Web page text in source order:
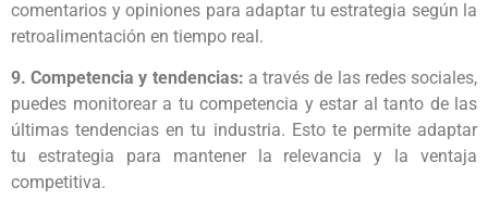
comentarios y opiniones para adaptar tu estrategia según la
retroalimentación en tiempo real.
9. Competencia y tendencias: a través de las redes sociales,
puedes monitorear a tu competencia y estar al tanto de las
últimas tendencias en tu industria. Esto te permite adaptar
tu estrategia para mantener la relevancia y la ventaja
competitiva.